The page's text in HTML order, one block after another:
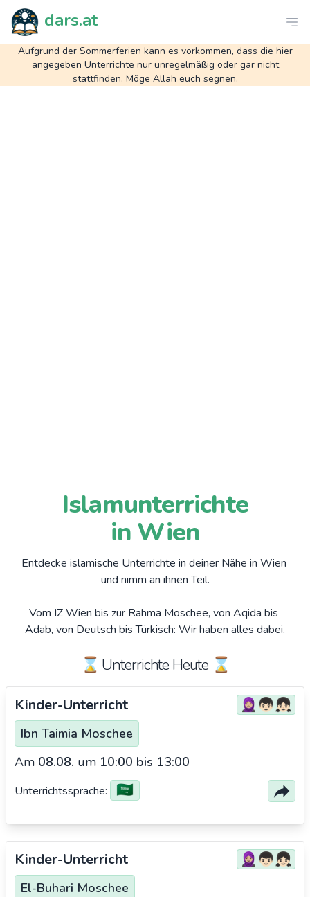
dars.at
Aufgrund der Sommerferien kann es vorkommen, dass die hier
angegeben Unterrichte nur unregelmäßig oder gar nicht
stattfinden. Möge Allah euch segnen.
Islamunterrichte
in Wien
Entdecke islamische Unterrichte in deiner Nähe in Wien
und nimm an ihnen Teil.
Vom IZ Wien bis zur Rahma Moschee, von Aqida bis
Adab, von Deutsch bis Türkisch: Wir haben alles dabei.
⌛️ Unterrichte Heute ⌛️
Kinder-Unterricht 🧕🏼👦🏻👧🏻
Ibn Taimia Moschee
Am 08.08. um 10:00 bis 13:00
Unterrichtssprache: 🇸🇦
Kinder-Unterricht 🧕🏼👦🏻👧🏻
El-Buhari Moschee